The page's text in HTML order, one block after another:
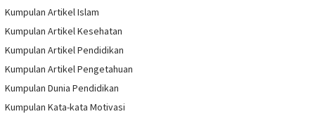
Kumpulan Artikel Islam
Kumpulan Artikel Kesehatan
Kumpulan Artikel Pendidikan
Kumpulan Artikel Pengetahuan
Kumpulan Dunia Pendidikan
Kumpulan Kata-kata Motivasi